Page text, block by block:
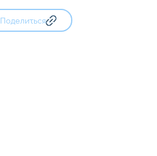
Поделиться